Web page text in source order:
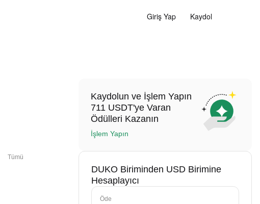
Giriş Yap Kaydol
Tümü
Kaydolun ve İşlem Yapın
711 USDT'ye Varan
Ödülleri Kazanın
İşlem Yapın
DUKO Biriminden USD Birimine
Hesaplayıcı
Öde